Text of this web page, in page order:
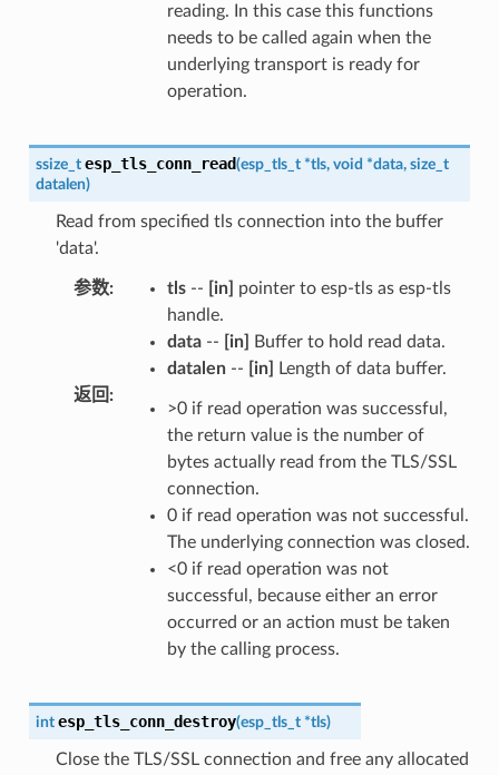
reading. In this case this functions
needs to be called again when the
underlying transport is ready for
operation.
ssize_t esp_tls_conn_read(esp_tls_t *tls, void *data, size_t
datalen)
Read from specified tls connection into the buffer
'data'.
参数: tls-- [in]
pointer to esp-tls as esp-tls
handle.
data-- [in]
Buffer to hold read data.
datalen-- [in]
Length of data buffer.
返回 :
>0 if read operation was successful,
the return value is the number of
bytes actually read from the TLS/SSL
connection.
0 if read operation was not successful.
The underlying connection was closed.
<0 if read operation was not
successful, because either an error
occurred or an action must be taken
by the calling process.
int esp_tls_conn_destroy(esp_tls_t *tls)
Close the TLS/SSL connection and free any allocated